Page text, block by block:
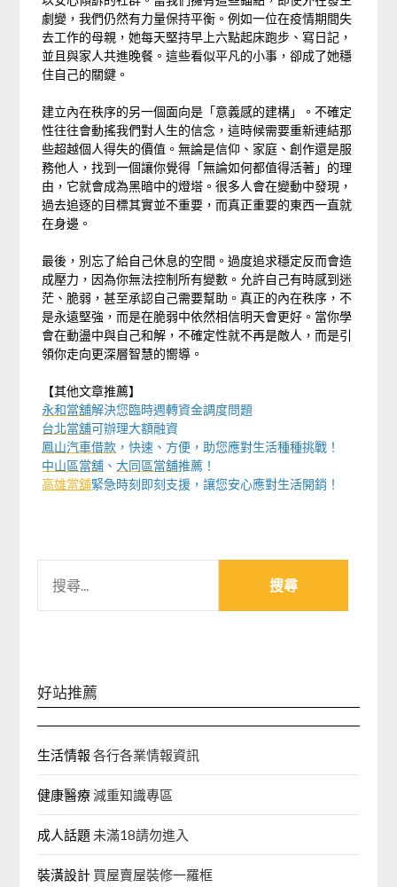
劇變，我們仍然有力量保持平衡。例如一位在疫情期間失
去工作的母親，她每天堅持早上六點起床跑步、寫日記，
並且與家人共進晚餐。這些看似平凡的小事，卻成了她穩
住自己的關鍵。
建立內在秩序的另一個面向是「意義感的建構」。不確定
性往往會動搖我們對人生的信念，這時候需要重新連結那
些超越個人得失的價值。無論是信仰、家庭、創作還是服
務他人，找到一個讓你覺得「無論如何都值得活著」的理
由，它就會成為黑暗中的燈塔。很多人會在變動中發現，
過去追逐的目標其實並不重要，而真正重要的東西一直就
在身邊。
最後，別忘了給自己休息的空間。過度追求穩定反而會造
成壓力，因為你無法控制所有變數。允許自己有時感到迷
茫、脆弱，甚至承認自己需要幫助。真正的內在秩序，不
是永遠堅強，而是在脆弱中依然相信明天會更好。當你學
會在動盪中與自己和解，不確定性就不再是敵人，而是引
領你走向更深層智慧的嚮導。
【其他文章推薦】
永和當舖解決您臨時週轉資金調度問題
台北當舖可辦理大額融資
鳳山汽車借款 ，快速、方便，助您應對生活種種挑戰！
中山區當舖 、大同區當舖推薦！
高雄當舖緊急時刻即刻支援，讓您安心應對生活開銷！
關
好站推薦
生活情報 各行各業情報資訊
健康醫療減重知識專區
成人話題 未滿18請勿進入
裝潢設計 買屋賣屋裝修一羅框